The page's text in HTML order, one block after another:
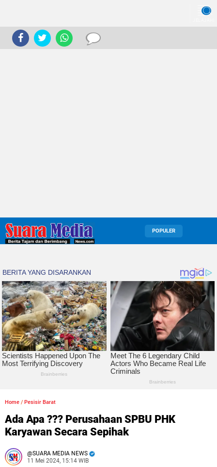
POPULER
Home / Pesisir Barat
Ada Apa ??? Perusahaan SPBU PHK
Karyawan Secara Sepihak
SUARA MEDIA NEWS
11 Mei 2024, 15:14 WIB